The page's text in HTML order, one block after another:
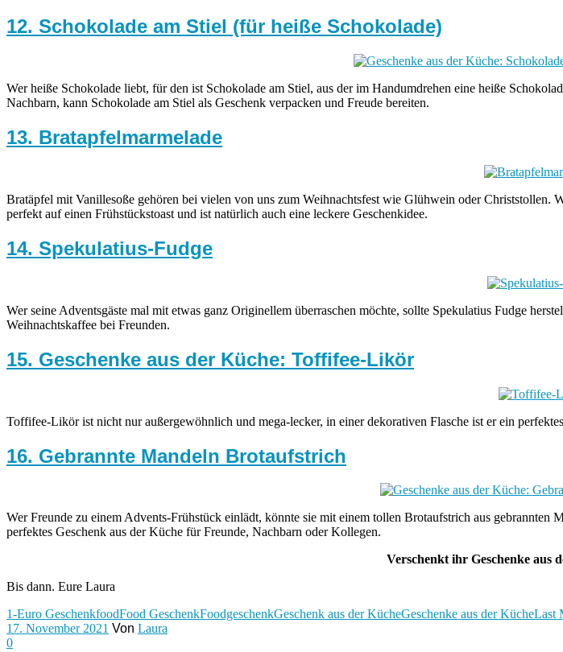
12. Schokolade am Stiel (für heiße Schokolade)
Wer heiße Schokolade liebt, für den ist Schokolade am Stiel, aus der im Handumdrehen eine heiße
Nachbarn, kann Schokolade am Stiel als Geschenk verpacken und Freude bereiten.
13. Bratapfelmarmelade
Bratäpfel mit Vanillesoße gehören bei vielen von uns zum Weihnachtsfest wie Glühwein oder Christstollen.
perfekt auf einen Frühstückstoast und ist natürlich auch eine leckere Geschenkidee.
14. Spekulatius-Fudge
Wer seine Adventsgäste mal mit etwas ganz Originellem überraschen möchte, sollte Spekulatius Fudge
Weihnachtskaffee bei Freunden.
15. Geschenke aus der Küche: Toffifee-Likör
Toffifee-Likör ist nicht nur außergewöhnlich und mega-lecker, in einer dekorativen Flasche ist er ein
16. Gebrannte Mandeln Brotaufstrich
Wer Freunde zu einem Advents-Frühstück einlädt, könnte sie mit einem tollen Brotaufstrich aus
perfektes Geschenk aus der Küche für Freunde, Nachbarn oder Kollegen.
Verschenkt ihr Geschenke aus
Bis dann. Eure Laura
1-Euro GeschenkfoodFood GeschenkFoodgeschenkGeschenk aus der KücheGeschenke aus der KücheLast
17. November 2021 Von Laura
0